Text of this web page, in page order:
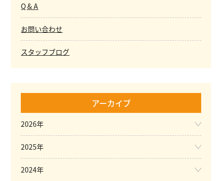
Q & A
お問い合わせ
スタッフブログ
アーカイブ
2026年
2025年
2024年